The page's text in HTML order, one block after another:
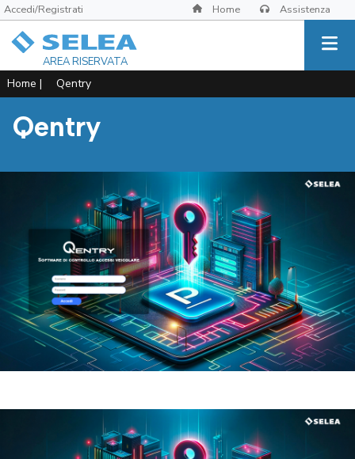
Accedi/Registrati Home Assistenza
AREA RISERVATA
Home | Qentry
Qentry